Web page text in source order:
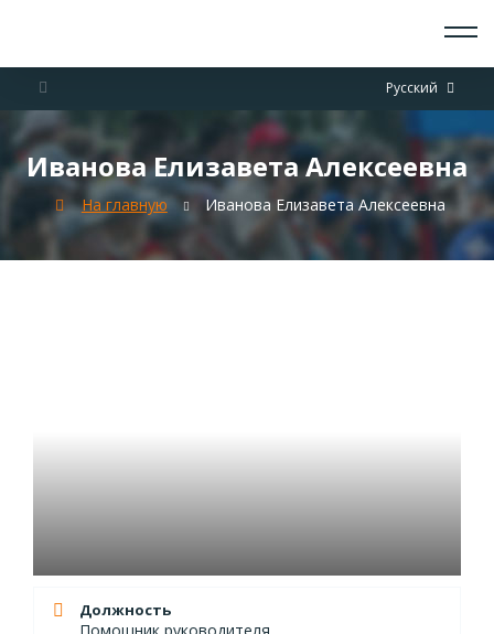
Русский
О СКАУТАХ
ПРИСОЕДИНИТЬСЯ
НОВОСТИ
СОБЫТИЯ
ДОКУМЕНТЫ
Иванова Елизавета Алексеевна
На главную Иванова Елизавета Алексеевна
Должность